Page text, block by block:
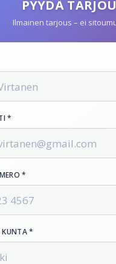
PYYDÄ
Ilmainen tarjous – ei
*
*
KUNTA *